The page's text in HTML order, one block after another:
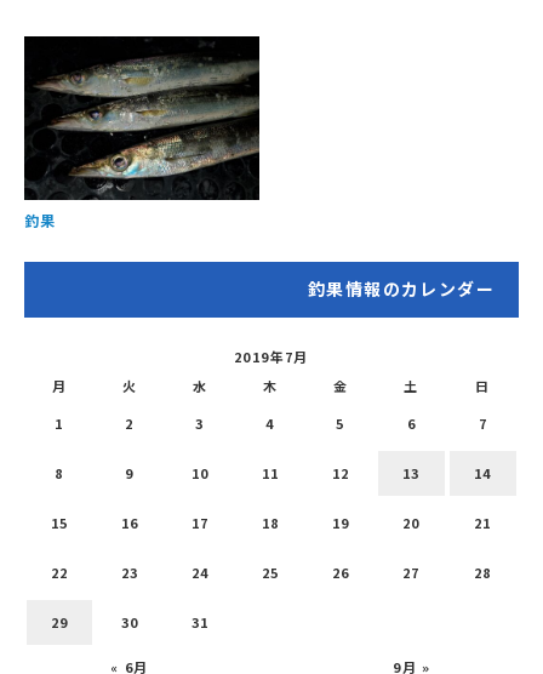
釣果
釣果情報のカレンダー
2019年7月
月
火 水 木 金 土 日
« 6月 9月 »
1 2 3 4 5 6 7
8 9 10 11 12 13 14
15 16 17 18 19 20 21
22 23 24 25 26 27 28
29 30 31